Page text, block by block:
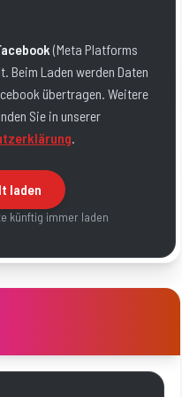
(Meta Platforms
Beim Laden werden Daten
übertragen. Weitere
Sie in unserer
laden
künftig immer laden